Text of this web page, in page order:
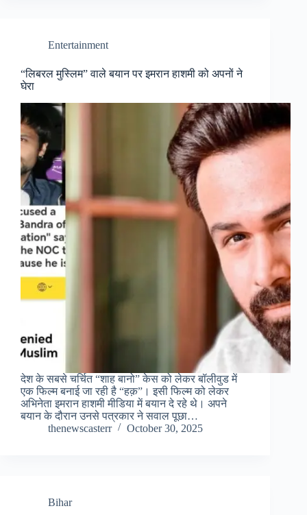
Entertainment
“लिबरल मुस्लिम” वाले बयान पर इमरान हाशमी को अपनों ने
घेरा
देश के सबसे चर्चित “शाह बानो” केस को लेकर बॉलीवुड में
एक फिल्म बनाई जा रही है “हक़”। इसी फिल्म को लेकर
अभिनेता इमरान हाशमी मीडिया में बयान दे रहे थे। अपने
बयान के दौरान उनसे पत्रकार ने सवाल पूछा…
thenewscasterr
October 30, 2025
Bihar